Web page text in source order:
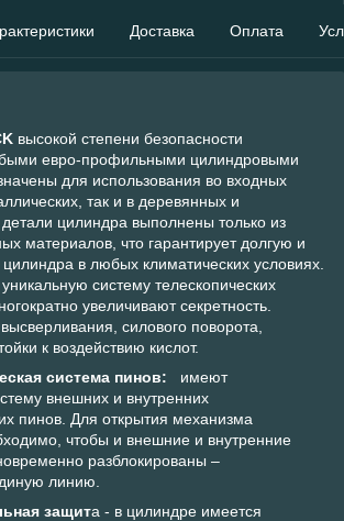
Доставка Оплата
высокой степени безопасности
евро-профильными цилиндровыми
для использования во входных
так и в деревянных и
цилиндра выполнены только из
материалов, что гарантирует долгую и
в любых климатических условиях.
систему телескопических
увеличивают секретность.
силового поворота,
к воздействию кислот.
система пинов:
имеют
внешних и внутренних
пинов. Для открытия механизма
чтобы и внешние и внутренние
разблокированы –
линию.
защита - в цилиндре имеется